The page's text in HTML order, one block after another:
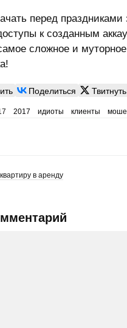
перед
к созданным
сложное и
Поделиться Твитнуть
2017 идиоты клиенты
в аренду